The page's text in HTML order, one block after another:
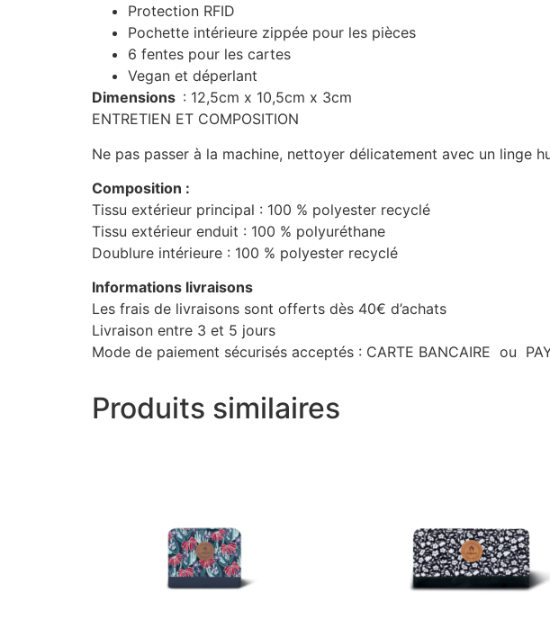
Protection RFID
Pochette intérieure zippée pour les pièces
6 fentes pour les cartes
Vegan et déperlant
Dimensions : 12,5cm x 10,5cm x 3cm
ENTRETIEN ET COMPOSITION
Ne pas passer à la machine, nettoyer délicatement avec un linge
Composition :
Tissu extérieur principal : 100 % polyester recyclé
Tissu extérieur enduit : 100 % polyuréthane
Doublure intérieure : 100 % polyester recyclé
Informations livraisons
Les frais de livraisons sont offerts dès 40€ d’achats
Livraison entre 3 et 5 jours
Mode de paiement sécurisés acceptés : CARTE BANCAIRE ou
Produits similaires